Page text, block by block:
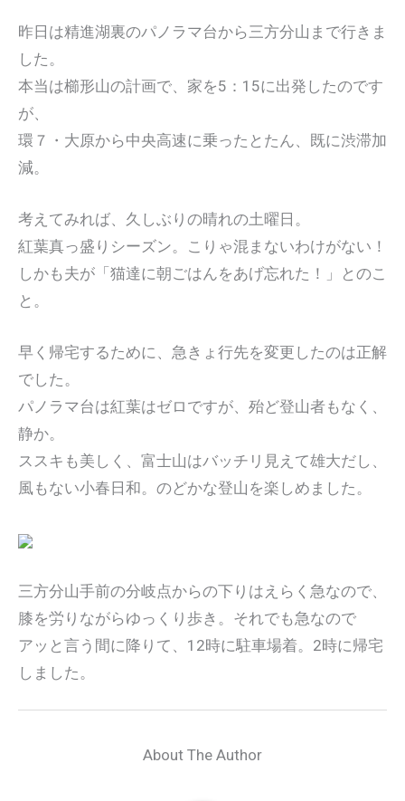
昨日は精進湖裏のパノラマ台から三方分山まで行きま
した。
本当は櫛形山の計画で、家を5：15に出発したのです
が、
環７・大原から中央高速に乗ったとたん、既に渋滞加
減。
考えてみれば、久しぶりの晴れの土曜日。
紅葉真っ盛りシーズン。こりゃ混まないわけがない！
しかも夫が「猫達に朝ごはんをあげ忘れた！」とのこ
と。
早く帰宅するために、急きょ行先を変更したのは正解
でした。
パノラマ台は紅葉はゼロですが、殆ど登山者もなく、
静か。
ススキも美しく、富士山はバッチリ見えて雄大だし、
風もない小春日和。のどかな登山を楽しめました。
三方分山手前の分岐点からの下りはえらく急なので、
膝を労りながらゆっくり歩き。それでも急なので
アッと言う間に降りて、12時に駐車場着。2時に帰宅
しました。
About The Author